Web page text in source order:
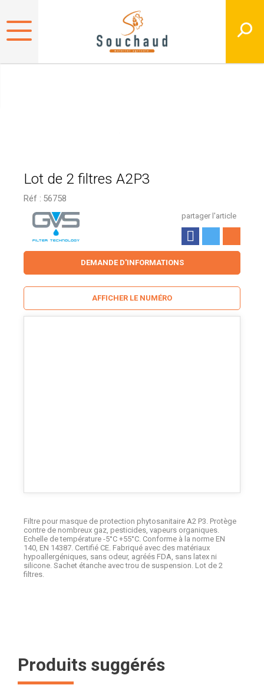
Lot de 2 filtres A2P3
Réf : 56758
partager l'article
Filtre pour masque de protection phytosanitaire A2 P3. Protège
contre de nombreux gaz, pesticides, vapeurs organiques.
Echelle de température -5°C +55°C. Conforme à la norme EN
140, EN 14387. Certifié CE. Fabriqué avec des matériaux
hypoallergéniques, sans odeur, agréés FDA, sans latex ni
silicone. Sachet étanche avec trou de suspension. Lot de 2
filtres.
DEMANDE D'INFORMATIONS
AFFICHER LE NUMÉRO
Produits suggérés